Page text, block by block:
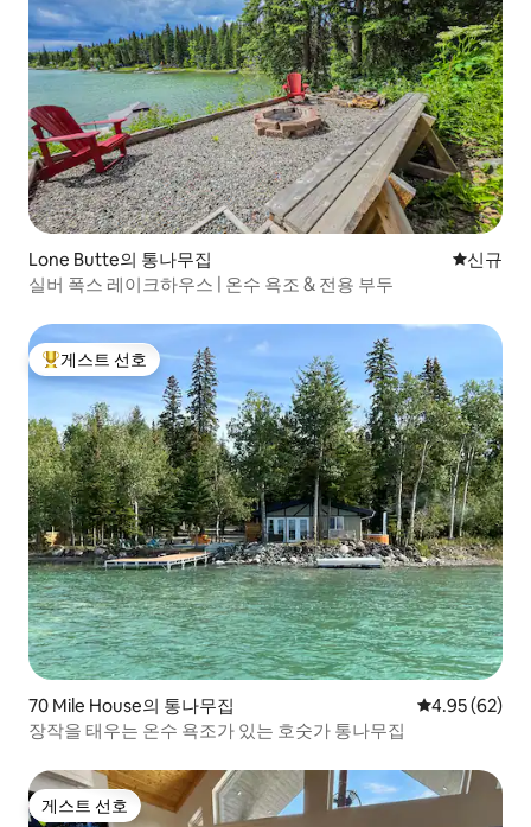
Lone Butte의 통나무집 신규 숙소
신규
실버 폭스 레이크하우스 | 온수 욕조 & 전용 부두
상위 게스트 선호
게스트 선호
70 Mile House의 통나무집 평점 4.95점(5
4.95 (62)
장작을 태우는 온수 욕조가 있는 호숫가 통나무집
게스트 선호
게스트 선호